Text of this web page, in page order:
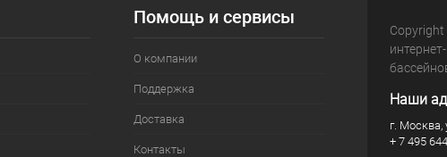
Помощь и сервисы
О компании
Поддержка
Доставка
Контакты
Наши
г. Москва,
+ 7 495